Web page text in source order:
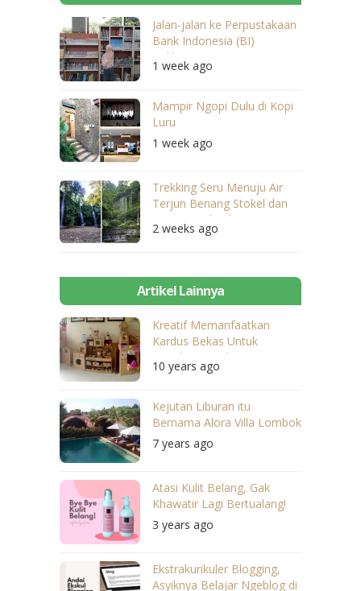
Jalan-jalan ke Perpustakaan
Bank Indonesia (BI)
Balikpapan
1 week ago
Mampir Ngopi Dulu di Kopi
Luru
1 week ago
Trekking Seru Menuju Air
Terjun Benang Stokel dan
Benang Kelambu
2 weeks ago
Artikel Lainnya
Kreatif Memanfaatkan
Kardus Bekas Untuk
Membuat Aneka Mainan
Anak
10 years ago
Kejutan Liburan itu
Bernama Alora Villa Lombok
7 years ago
Atasi Kulit Belang, Gak
Khawatir Lagi Bertualang!
3 years ago
Ekstrakurikuler Blogging,
Asyiknya Belajar Ngeblog di